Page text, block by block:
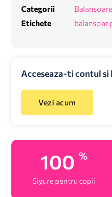
Categorii
Etichete
balansoar
Acceseaza-ti contul
Vezi acum
100 %
Sigure pentru copii